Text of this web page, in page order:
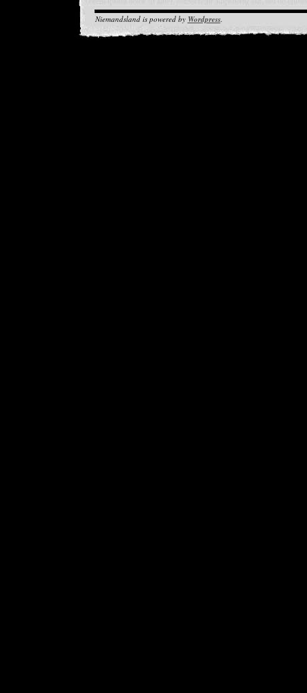
Niemandsland is powered by Wordpress.